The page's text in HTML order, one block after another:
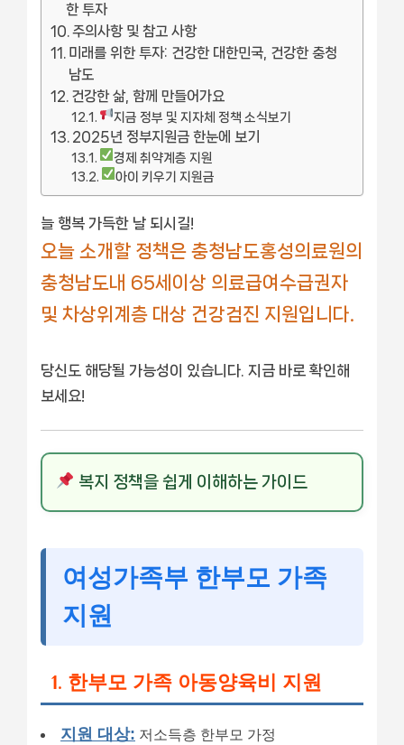
한 투자
주의사항 및 참고 사항
미래를 위한 투자: 건강한 대한민국, 건강한 충청
남도
건강한 삶, 함께 만들어가요
지금 정부 및 지자체 정책 소식보기
2025년 정부지원금 한눈에 보기
경제 취약계층 지원
아이 키우기 지원금
늘 행복 가득한 날 되시길!
오늘 소개할 정책은 충청남도홍성의료원의
충청남도내 65세이상 의료급여수급권자
및 차상위계층 대상 건강검진 지원입니다.
당신도 해당될 가능성이 있습니다. 지금 바로 확인해
보세요!
복지 정책을 쉽게 이해하는 가이드
여성가족부 한부모 가족
지원
1. 한부모 가족 아동양육비 지원
지원 대상: 저소득층 한부모 가정